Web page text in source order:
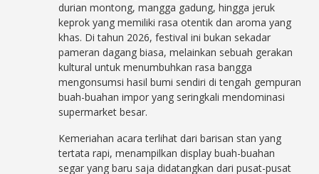
durian montong, mangga gadung, hingga jeruk
keprok yang memiliki rasa otentik dan aroma yang
khas. Di tahun 2026, festival ini bukan sekadar
pameran dagang biasa, melainkan sebuah gerakan
kultural untuk menumbuhkan rasa bangga
mengonsumsi hasil bumi sendiri di tengah gempuran
buah-buahan impor yang seringkali mendominasi
supermarket besar.
Kemeriahan acara terlihat dari barisan stan yang
tertata rapi, menampilkan display buah-buahan
segar yang baru saja didatangkan dari pusat-pusat